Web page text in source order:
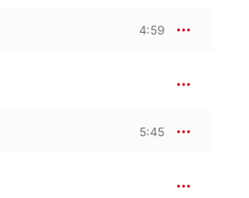
4:59
5:45